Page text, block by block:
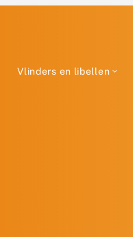
Vlinders en libellen